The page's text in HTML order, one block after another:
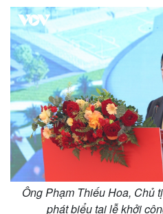
Ông Phạm Thiếu Hoa, Chủ
phát biểu tại lễ khởi